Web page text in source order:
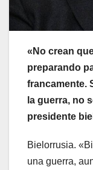
«No crean
preparando
francamente.
la guerra, no
presidente
Bielorrusia.
una guerra,